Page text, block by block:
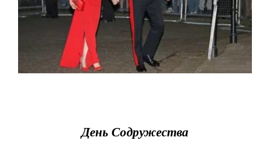
День Содружества